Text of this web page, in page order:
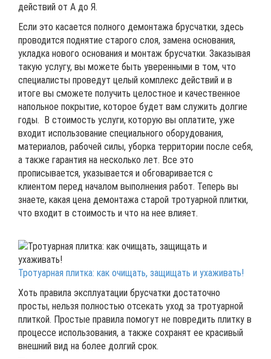
действий от А до Я.
Если это касается полного демонтажа брусчатки, здесь
проводится поднятие старого слоя, замена основания,
укладка нового основания и монтаж брусчатки. Заказывая
такую услугу, вы можете быть уверенными в том, что
специалисты проведут целый комплекс действий и в
итоге вы сможете получить целостное и качественное
напольное покрытие, которое будет вам служить долгие
годы. В стоимость услуги, которую вы оплатите, уже
входит использование специального оборудования,
материалов, рабочей силы, уборка территории после себя,
а также гарантия на несколько лет. Все это
прописывается, указывается и обговаривается с
клиентом перед началом выполнения работ. Теперь вы
знаете, какая цена демонтажа старой тротуарной плитки,
что входит в стоимость и что на нее влияет.
Тротуарная плитка: как очищать, защищать и ухаживать!
Хоть правила эксплуатации брусчатки достаточно
просты, нельзя полностью отсекать уход за тротуарной
плиткой. Простые правила помогут не повредить плитку в
процессе использования, а также сохранят ее красивый
внешний вид на более долгий срок.